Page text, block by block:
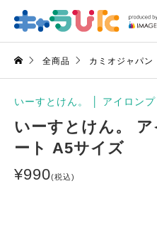
全商品 カミオジャパン
いーすとけん。 アイロン
いーすとけん。
ート A5サイズ
¥990(税込)